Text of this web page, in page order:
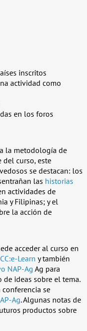
inscritos
actividad como
en los foros
la metodología de
curso, este
se destacan: los
las historias
actividades de
y Filipinas; y el
la acción de
acceder al curso en
Learn y también
NAP-Ag Ag para
ideas sobre el tema.
se
Ag. Algunas notas de
productos sobre